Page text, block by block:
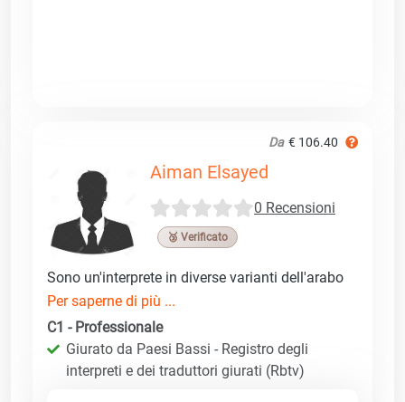
Da € 106.40
Aiman Elsayed
0 Recensioni
🥉 Verificato
Sono un'interprete in diverse varianti dell'arabo
Per saperne di più ...
C1 - Professionale
Giurato da Paesi Bassi - Registro degli
interpreti e dei traduttori giurati (Rbtv)